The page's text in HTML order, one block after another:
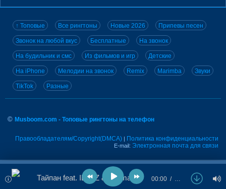
↑ Топовые Все рингтоны Новые 2026 Припевы песен
Звонок на любой вкус Бесплатные На звонок
На будильник и смс Из фильмов и игр Детские
На iPhone Мелодии на звонок Remix Marimba Звуки
TikTok Разные
© Musboom.com - Топовые рингтоны на телефон
Правообладателям/Copyright(DMCA) | Политика конфиденциальности
E-mail: Электронная почта для связи
Тайпан feat. IL'GIZ & Logmarin - Скажи Мне 00:00 …